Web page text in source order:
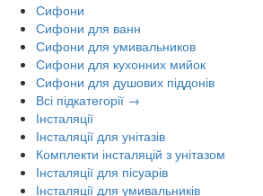
Сифони
Сифони для ванн
Сифони для умивальников
Сифони для кухонних мийок
Сифони для душових піддонів
Всі підкатегорії →
Інсталяції
Інсталяції для унітазів
Комплекти інсталяцій з унітазом
Інсталяції для пісуарів
Інсталяції для умивальників